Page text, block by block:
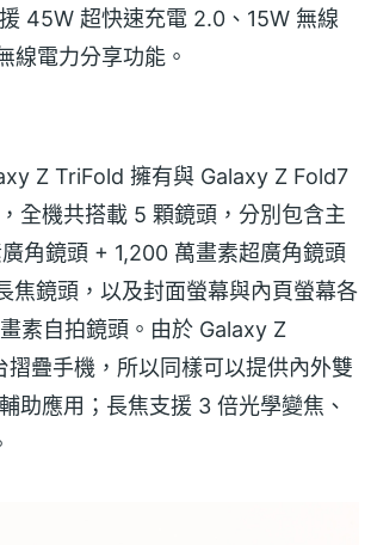
45W 超快速充電 2.0、15W 無線
線電力分享功能。
Z TriFold 擁有與 Galaxy Z Fold7
全機共搭載 5 顆鏡頭，分別包含主
角鏡頭 + 1,200 萬畫素超廣角鏡頭
焦鏡頭，以及封面螢幕與內頁螢幕各
素自拍鏡頭。由於 Galaxy Z
疊手機，所以同樣可以提供內外雙
助應用；長焦支援 3 倍光學變焦、